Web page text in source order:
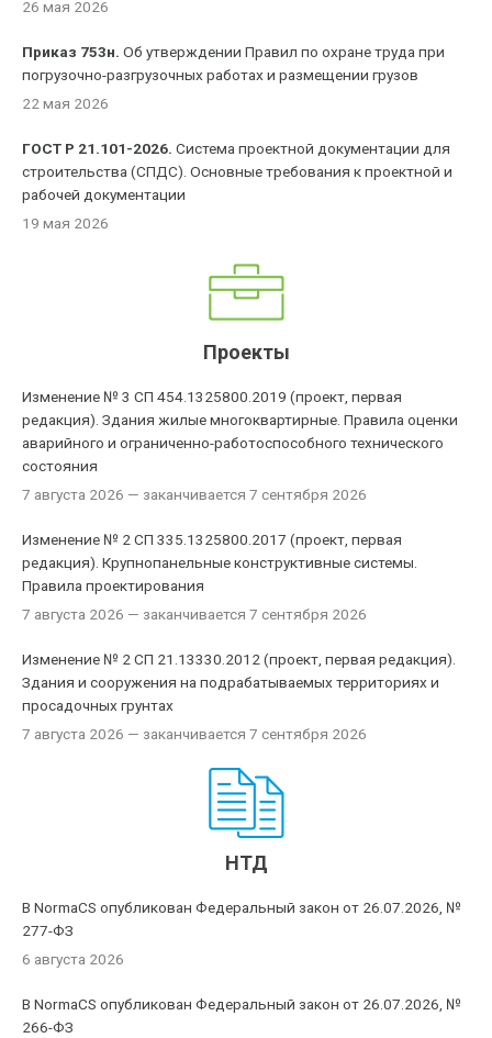
26 мая 2026
Приказ 753н. Об утверждении Правил по охране труда при
погрузочно-разгрузочных работах и размещении грузов
22 мая 2026
ГОСТ Р 21.101-2026. Система проектной документации для
строительства (СПДС). Основные требования к проектной и
рабочей документации
19 мая 2026
Проекты
Изменение № 3 СП 454.1325800.2019 (проект, первая
редакция). Здания жилые многоквартирные. Правила оценки
аварийного и ограниченно-работоспособного технического
состояния
7 августа 2026 — заканчивается 7 сентября 2026
Изменение № 2 СП 335.1325800.2017 (проект, первая
редакция). Крупнопанельные конструктивные системы.
Правила проектирования
7 августа 2026 — заканчивается 7 сентября 2026
Изменение № 2 СП 21.13330.2012 (проект, первая редакция).
Здания и сооружения на подрабатываемых территориях и
просадочных грунтах
7 августа 2026 — заканчивается 7 сентября 2026
НТД
В NormaCS опубликован Федеральный закон от 26.07.2026, №
277-ФЗ
6 августа 2026
В NormaCS опубликован Федеральный закон от 26.07.2026, №
266-ФЗ